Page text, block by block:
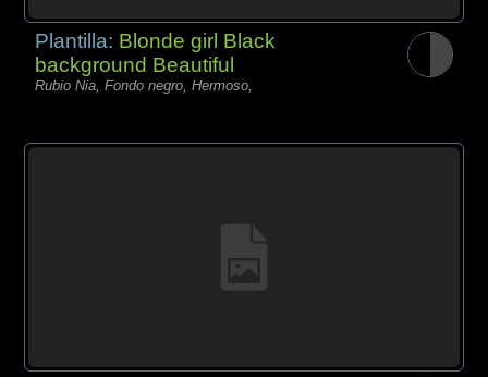
Plantilla: Blonde girl Black
background Beautiful
Rubio Nia, Fondo negro, Hermoso,